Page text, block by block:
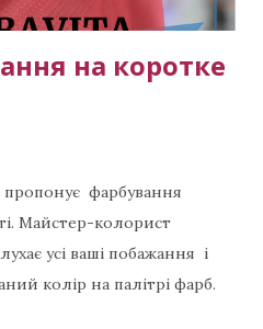
на коротке
пропонує фарбування
Майстер-колорист
усі ваші побажання і
колір на палітрі фарб.